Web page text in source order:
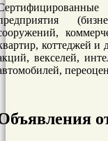
коттеджей и
векселей,